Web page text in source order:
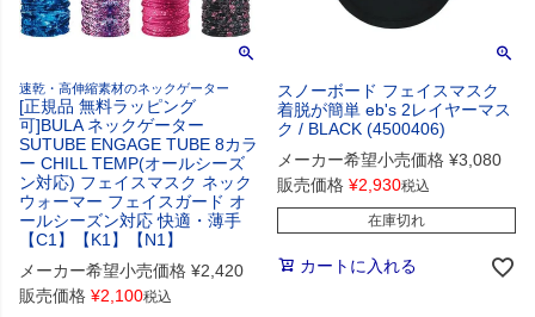
速乾・高伸縮素材のネックゲーター
[正規品 無料ラッピング
可]BULA ネックゲーター
SUTUBE ENGAGE TUBE 8カラ
ー CHILL TEMP(オールシーズ
ン対応) フェイスマスク ネック
ウォーマー フェイスガード オ
ールシーズン対応 快適・薄手
【C1】【K1】【N1】
メーカー希望小売価格 ¥2,420
販売価格 ¥2,100税込
スノーボード フェイスマスク
着脱が簡単 eb's 2レイヤーマス
ク / BLACK (4500406)
メーカー希望小売価格 ¥3,080
販売価格 ¥2,930税込
在庫切れ
カートに入れる